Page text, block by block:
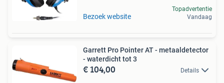
Bezoek website
Topadvertentie
Vandaag
Garrett Pro Pointer AT - metaaldetector
- waterdicht tot 3
€ 104,00 Details